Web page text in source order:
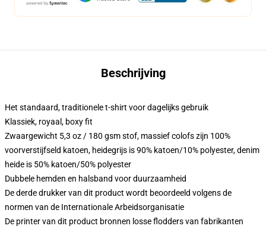
Beschrijving
Het standaard, traditionele t-shirt voor dagelijks gebruik
Klassiek, royaal, boxy fit
Zwaargewicht 5,3 oz / 180 gsm stof, massief colofs zijn 100%
voorverstijfseld katoen, heidegrijs is 90% katoen/10% polyester, denim
heide is 50% katoen/50% polyester
Dubbele hemden en halsband voor duurzaamheid
De derde drukker van dit product wordt beoordeeld volgens de
normen van de Internationale Arbeidsorganisatie
De printer van dit product bronnen losse flodders van fabrikanten